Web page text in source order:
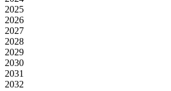
2025
2026
2027
2028
2029
2030
2031
2032